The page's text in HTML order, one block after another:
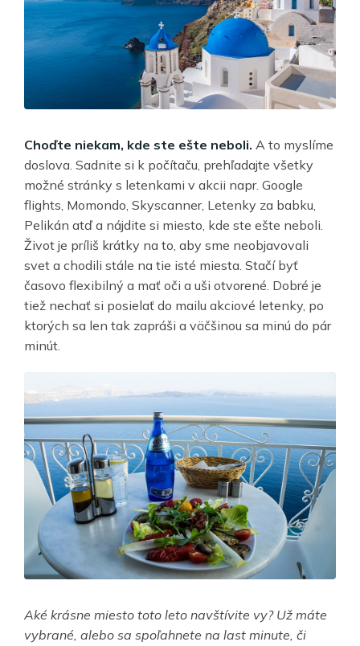
Choďte niekam, kde ste ešte neboli. A to myslíme
doslova. Sadnite si k počítaču, prehľadajte všetky
možné stránky s letenkami v akcii napr. Google
flights, Momondo, Skyscanner, Letenky za babku,
Pelikán atď a nájdite si miesto, kde ste ešte neboli.
Život je príliš krátky na to, aby sme neobjavovali
svet a chodili stále na tie isté miesta. Stačí byť
časovo flexibilný a mať oči a uši otvorené. Dobré je
tiež nechať si posielať do mailu akciové letenky, po
ktorých sa len tak zapráši a väčšinou sa minú do pár
minút.
Aké krásne miesto toto leto navštívite vy? Už máte
vybrané, alebo sa spoľahnete na last minute, či